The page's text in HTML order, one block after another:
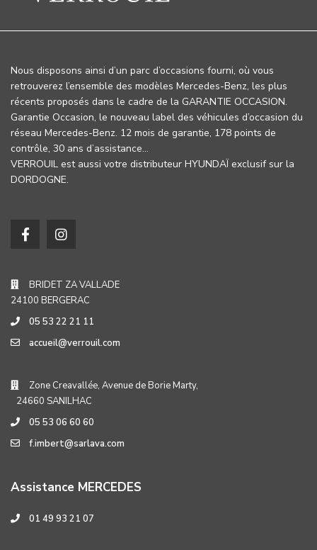
Nous disposons ainsi d’un parc d’occasions fourni, où vous
retrouverez l’ensemble des modèles Mercedes-Benz, les plus
récents proposés dans le cadre de la GARANTIE OCCASION.
Garantie Occasion, le nouveau label des véhicules d’occasion du
réseau Mercedes-Benz. 12 mois de garantie, 178 points de
contrôle, 30 ans d’assistance…
VERROUIL est aussi votre distributeur HYUNDAÏ exclusif sur la
DORDOGNE.
BRIDET ZA VALLADE
24100 BERGERAC
05 53 22 21 11
accueil@verrouil.com
Zone Creavallée, Avenue de Borie Marty,
24660 SANILHAC
05 53 06 60 60
f.imbert@sarlava.com
Assistance MERCEDES
01 49 93 21 07